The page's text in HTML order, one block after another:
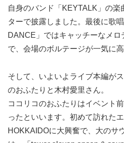
自身のバンド「KEYTALK」の
ターで披露しました。最後に歌
DANCE」ではキャッチーなメ
で、会場のボルテージが一気に高
そして、いよいよライブ本編が
のおふたりと木村愛里さん。
ココリコのおふたりはイベント
ったといいます。初めて訪れた
HOKKAIDOに大興奮で、大のサ